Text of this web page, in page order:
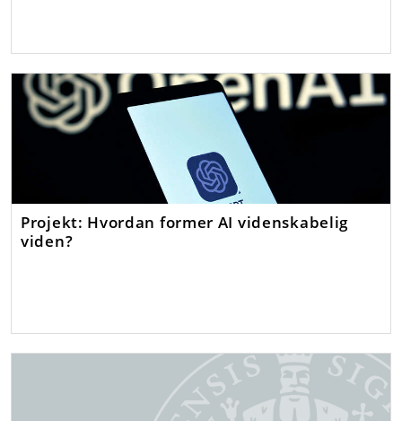
Projekt: Hvordan former AI videnskabelig
viden?